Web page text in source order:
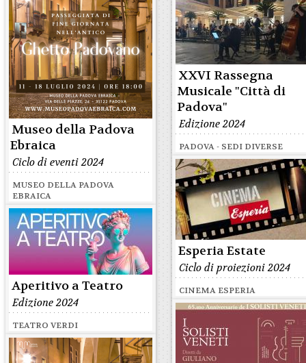
XXVI Rassegna
Musicale "Città di
Padova"
Edizione 2024
PADOVA - SEDI DIVERSE
Museo della Padova
Ebraica
Ciclo di eventi 2024
MUSEO DELLA PADOVA
EBRAICA
Esperia Estate
Ciclo di proiezioni 2024
CINEMA ESPERIA
Aperitivo a Teatro
Edizione 2024
TEATRO VERDI